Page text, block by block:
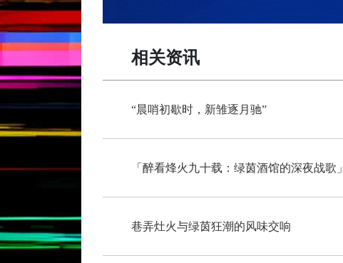
相关资讯
“晨哨初歇时，新雏逐月驰”
「醉看烽火九十载：绿茵酒馆的深夜战歌」
巷弄灶火与绿茵狂潮的风味交响